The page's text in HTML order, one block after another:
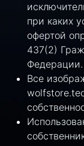
при каких
офертой
437(2)
Федерации.
Все